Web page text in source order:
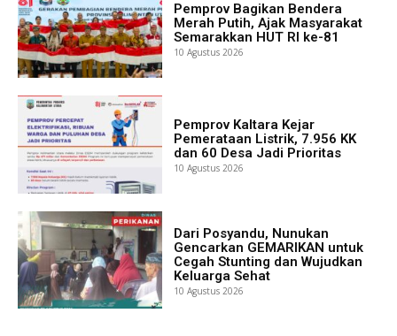
Pemprov Bagikan Bendera
Merah Putih, Ajak Masyarakat
Semarakkan HUT RI ke-81
10 Agustus 2026
Pemprov Kaltara Kejar
Pemerataan Listrik, 7.956 KK
dan 60 Desa Jadi Prioritas
10 Agustus 2026
Dari Posyandu, Nunukan
Gencarkan GEMARIKAN untuk
Cegah Stunting dan Wujudkan
Keluarga Sehat
10 Agustus 2026